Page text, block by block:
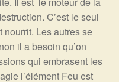
C’est le seul
nourrit. Les autres se
il a besoin qu’on
qui embrasent les
l’élément Feu est